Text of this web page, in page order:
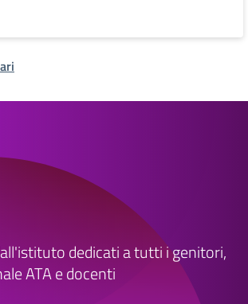
dedicati a tutti i genitori,
ATA e docenti